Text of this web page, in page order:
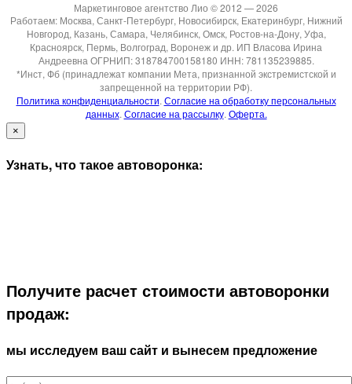
Маркетинговое агентство Лио © 2012 — 2026
Работаем: Москва, Санкт-Петербург, Новосибирск, Екатеринбург, Нижний
Новгород, Казань, Самара, Челябинск, Омск, Ростов-на-Дону, Уфа,
Красноярск, Пермь, Волгоград, Воронеж и др. ИП Власова Ирина
Андреевна ОГРНИП: 318784700158180 ИНН: 781135239885.
*Инст, Фб (принадлежат компании Мета, признанной экстремистской и
запрещенной на территории РФ).
Политика конфиденциальности. Согласие на обработку персональных
данных. Согласие на рассылку. Оферта.
×
Узнать, что такое автоворонка:
Получите расчет стоимости автоворонки
продаж:
мы исследуем ваш сайт и вынесем предложение